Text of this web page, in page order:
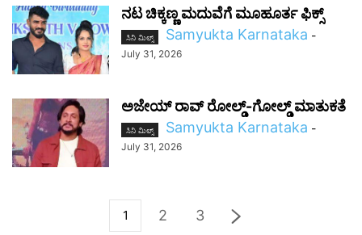
ನಟ ಚಿಕ್ಕಣ್ಣ ಮದುವೆಗೆ ಮೂಹೂರ್ತ ಫಿಕ್ಸ್
ಸಿನಿ ಮಿಲ್ಸ್ Samyukta Karnataka -
July 31, 2026
ಅಜೇಯ್‌ ರಾವ್‌ ರೋಲ್ಡ್‌-ಗೋಲ್ಡ್‌ ಮಾತುಕತೆ
ಸಿನಿ ಮಿಲ್ಸ್ Samyukta Karnataka -
July 31, 2026
1 2 3